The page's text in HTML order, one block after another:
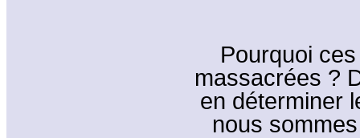
Pourquoi
massacrées ?
en déterminer
nous